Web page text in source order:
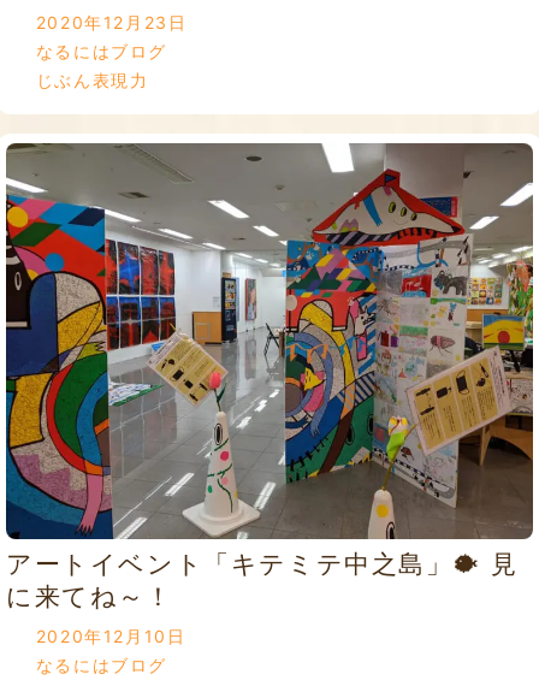
2020年12月23日
なるにはブログ
じぶん表現力
アートイベント「キテミテ中之島」🐡 見
に来てね～！
2020年12月10日
なるにはブログ